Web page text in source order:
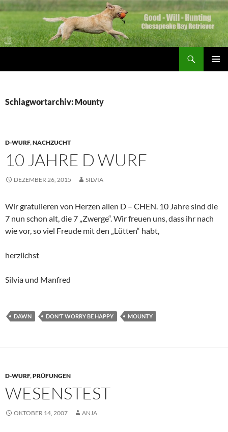
Zum
springen
Schlagwortarchiv: Mounty
D-WURF,NACHZUCHT
10 JAHRE D WURF
DEZEMBER 26, 2015 SILVIA
Wir gratulieren von Herzen allen D – CHEN. 10 Jahre sind die
7 nun schon alt, die 7 „Zwerge“. Wir freuen uns, dass ihr nach
wie vor, so viel Freude mit den „Lütten“ habt,
herzlichst
Silvia und Manfred
DAWN DON'T WORRY BE HAPPY MOUNTY
D-WURF,PRÜFUNGEN
WESENSTEST
OKTOBER 14, 2007 ANJA